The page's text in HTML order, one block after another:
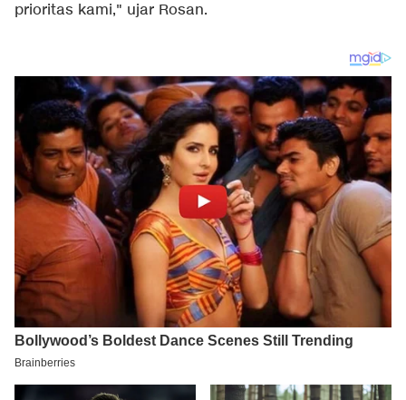
prioritas kami," ujar Rosan.